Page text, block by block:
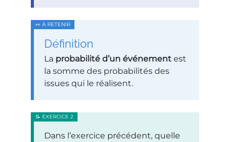
Définition
La probabilité d’un événement est
la somme des probabilités des
issues qui le réalisent.
Dans l’exercice précédent, quelle